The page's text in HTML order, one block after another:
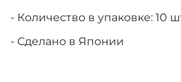
- Количество в упаковке: 10
- Сделано в Японии